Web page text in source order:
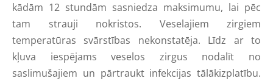
kādām 12 stundām sasniedza maksimumu, lai pēc
tam strauji nokristos. Veselajiem zirgiem
temperatūras svārstības nekonstatēja. Līdz ar to
kļuva iespējams veselos zirgus nodalīt no
saslimušajiem un pārtraukt infekcijas tālākizplatību.